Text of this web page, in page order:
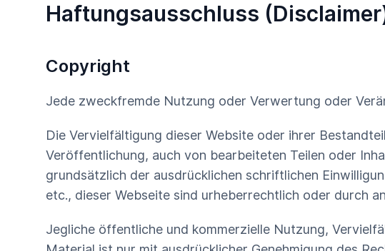
Haftungsausschluss
Copyright
Jede zweckfremde Nutzung oder Verwertung oder
Die Vervielfältigung dieser Website oder ihrer
Veröffentlichung, auch von bearbeiteten Teilen oder
grundsätzlich der ausdrücklichen schriftlichen
etc., dieser Webseite sind urheberrechtlich oder durch
Jegliche öffentliche und kommerzielle Nutzung,